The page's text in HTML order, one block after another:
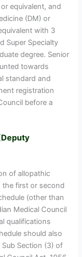
equivalent, and
(DM) or
with 3
Super Specialty
degree. Senior
towards
standard and
registration
before a
of allopathic
the first or second
(other than
Medical Council
qualifications
should also
Section (3) of